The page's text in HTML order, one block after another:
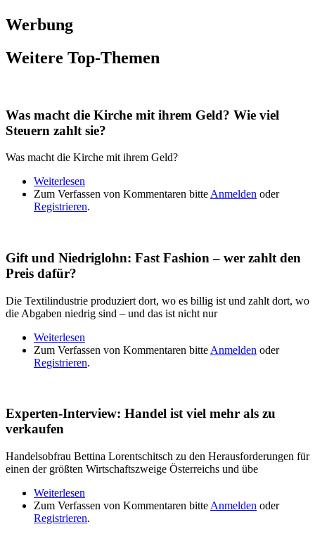
Werbung
Weitere Top-Themen
Was macht die Kirche mit ihrem Geld? Wie viel
Steuern zahlt sie?
Was macht die Kirche mit ihrem Geld?
Weiterlesen
viel Steuern zahlt sie?
Zum Verfassen von Kommentaren bitte Anmelden oder
Registrieren.
Gift und Niedriglohn: Fast Fashion – wer zahlt den
Preis dafür?
Die Textilindustrie produziert dort, wo es billig ist und zahlt dort, wo
die Abgaben niedrig sind – und das ist nicht nur
Weiterlesen
den Preis dafür?
Zum Verfassen von Kommentaren bitte Anmelden oder
Registrieren.
Experten-Interview: Handel ist viel mehr als zu
verkaufen
Handelsobfrau Bettina Lorentschitsch zu den Herausforderungen für
einen der größten Wirtschaftszweige Österreichs und übe
Weiterlesen
zu verkaufen
Zum Verfassen von Kommentaren bitte Anmelden oder
Registrieren.